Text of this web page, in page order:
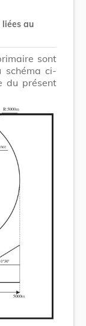
au
sont
schéma ci-
du présent